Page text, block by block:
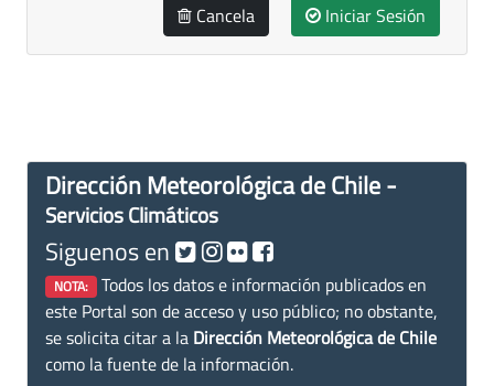
Cancela Iniciar Sesión
Dirección Meteorológica de Chile -
Servicios Climáticos
Siguenos en
NOTA: Todos los datos e información publicados en
este Portal son de acceso y uso público; no obstante,
se solicita citar a la Dirección Meteorológica de Chile
como la fuente de la información.